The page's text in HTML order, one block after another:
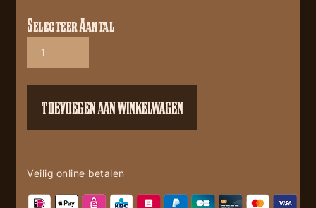
Orlando
Selecteer Aantal
TOEVOEGEN AAN WINKELWAGEN
Veilig online betalen